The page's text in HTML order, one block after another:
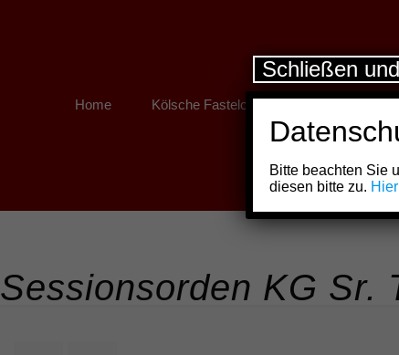
Home Kölsche Fastelovend
Sessionsorden KG Sr.
Bitte beachten Sie
diesen bitte zu.
Schließen